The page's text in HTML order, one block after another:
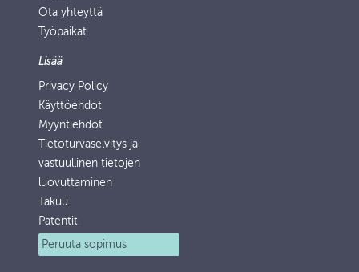
Ota yhteyttä
Työpaikat
Lisää
Privacy Policy
Käyttöehdot
Myyntiehdot
Tietoturvaselvitys ja
vastuullinen tietojen
luovuttaminen
Takuu
Patentit
Peruuta sopimus